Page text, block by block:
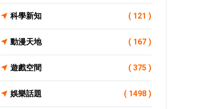
科學新知 ( 121 )
動漫天地 ( 167 )
遊戲空間 ( 375 )
娛樂話題 ( 1498 )